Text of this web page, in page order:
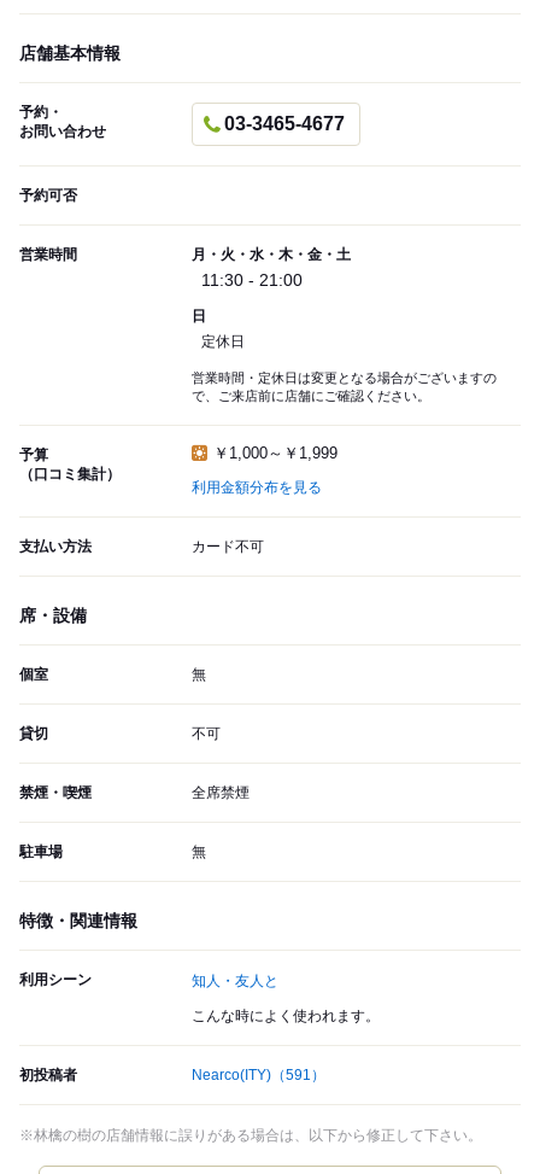
店舗基本情報
予約・
お問い合わせ
03-3465-4677
予約可否
営業時間 月・火・水・木・金・土
11:30 - 21:00
日
定休日
営業時間・定休日は変更となる場合がございますの
で、ご来店前に店舗にご確認ください。
予算
（口コミ集計）
￥1,000～￥1,999
利用金額分布を見る
支払い方法 カード不可
席・設備
個室 無
貸切 不可
禁煙・喫煙 全席禁煙
駐車場 無
特徴・関連情報
利用シーン 知人・友人と
こんな時によく使われます。
初投稿者 Nearco(ITY) （591）
※林檎の樹の店舗情報に誤りがある場合は、以下から修正して下さい。